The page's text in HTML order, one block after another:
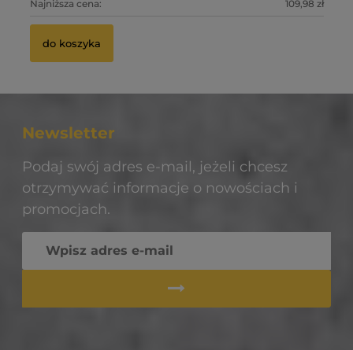
Najniższa cena: 109,98 zł
do koszyka
do koszyka
Newsletter
Podaj swój adres e-mail, jeżeli chcesz
otrzymywać informacje o nowościach i
promocjach.